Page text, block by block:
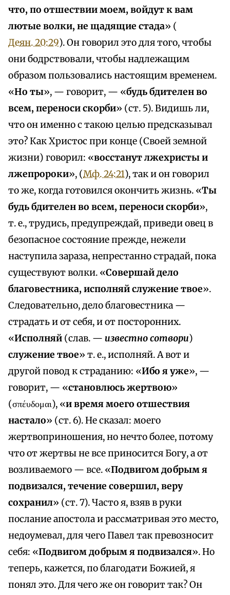
что, по отшествии моем, войдут к вам
лютые волки, не щадящие стада» (
Деян. 20:29). Он говорил это для того, чтобы
они бодрствовали, чтобы надлежащим
образом пользовались настоящим временем.
«Но ты», — говорит, — «будь бдителен во
всем, переноси скорби» (ст. 5). Видишь ли,
что он именно с такою целью предсказывал
это? Как Христос при конце (Своей земной
жизни) говорил: «восстанут лжехристы и
лжепророки», (Мф. 24:21), так и он говорил
то же, когда готовился окончить жизнь. «Ты
будь бдителен во всем, переноси скорби»,
т. е., трудись, предупреждай, приведи овец в
безопасное состояние прежде, нежели
наступила зараза, непрестанно страдай, пока
существуют волки. «Совершай дело
благовестника, исполняй служение твое».
Следовательно, дело благовестника —
страдать и от себя, и от посторонних.
«Исполняй (слав. — известно сотвори)
служение твое» т. е., исполняй. А вот и
другой повод к страданию: «Ибо я уже», —
говорит, — «становлюсь жертвою»
(σπέυδομαι), «и время моего отшествия
настало» (ст. 6). Не сказал: моего
жертвоприношения, но нечто более, потому
что от жертвы не все приносится Богу, а от
возливаемого — все. «Подвигом добрым я
подвизался, течение совершил, веру
сохранил» (ст. 7). Часто я, взяв в руки
послание апостола и рассматривая это место,
недоумевал, для чего Павел так превозносит
себя: «Подвигом добрым я подвизался». Но
теперь, кажется, по благодати Божией, я
понял это. Для чего же он говорит так? Он